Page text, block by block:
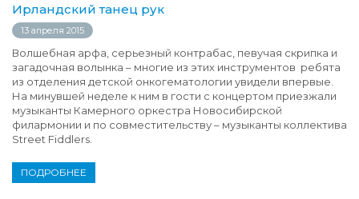
Ирландский танец рук
13 апреля 2015
Волшебная арфа, серьезный контрабас, певучая скрипка и
загадочная волынка – многие из этих инструментов ребята
из отделения детской онкогематологии увидели впервые.
На минувшей неделе к ним в гости с концертом приезжали
музыканты Камерного оркестра Новосибирской
филармонии и по совместительству – музыканты коллектива
Street Fiddlers.
ПОДРОБНЕЕ